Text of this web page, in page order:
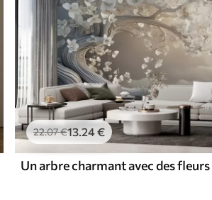
22.07€13.24€